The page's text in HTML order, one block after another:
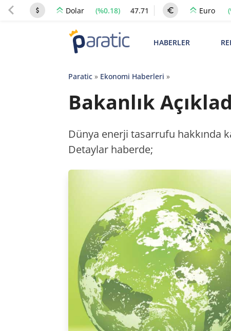
Dolar (%0.18) 47.71 Euro
HABERLER
Paratic» Ekonomi Haberleri »
Bakanlık
Dünya enerji tasarrufu hakkında
Detaylar haberde;